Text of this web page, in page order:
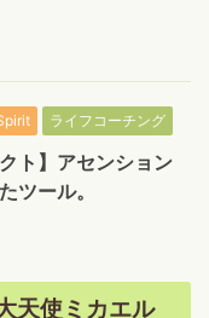
ライフコーチング
ト】アセンション
ツール。
天使ミカエル